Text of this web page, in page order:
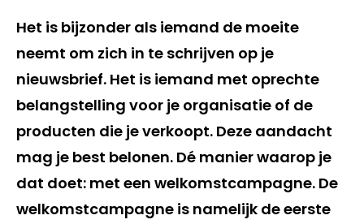
Het is bijzonder als iemand de moeite
neemt om zich in te schrijven op je
nieuwsbrief. Het is iemand met oprechte
belangstelling voor je organisatie of de
producten die je verkoopt. Deze aandacht
mag je best belonen. Dé manier waarop je
dat doet: met een welkomstcampagne. De
welkomstcampagne is namelijk de eerste